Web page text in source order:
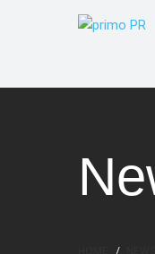
https://